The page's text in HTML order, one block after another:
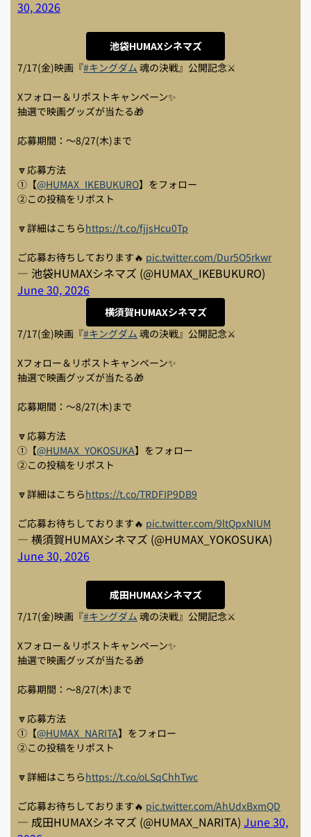
30, 2026
池袋HUMAXシネマズ
7/17(金)映画『#キングダム 魂の決戦』公開記念⚔
Xフォロー＆リポストキャンペーン✨
抽選で映画グッズが当たる🎁
応募期間：～8/27(木)まで
🔽応募方法
①【@HUMAX_IKEBUKURO】をフォロー
②この投稿をリポスト
🔽詳細はこちらhttps://t.co/fjjsHcu0Tp
ご応募お待ちしております🔥 pic.twitter.com/Dur5O5rkwr
— 池袋HUMAXシネマズ (@HUMAX_IKEBUKURO)
June 30, 2026
横須賀HUMAXシネマズ
7/17(金)映画『#キングダム 魂の決戦』公開記念⚔
Xフォロー＆リポストキャンペーン✨
抽選で映画グッズが当たる🎁
応募期間：～8/27(木)まで
🔽応募方法
①【@HUMAX_YOKOSUKA】をフォロー
②この投稿をリポスト
🔽詳細はこちらhttps://t.co/TRDFIP9DB9
ご応募お待ちしております🔥 pic.twitter.com/9ltQpxNIUM
— 横須賀HUMAXシネマズ (@HUMAX_YOKOSUKA)
June 30, 2026
成田HUMAXシネマズ
7/17(金)映画『#キングダム 魂の決戦』公開記念⚔
Xフォロー＆リポストキャンペーン✨
抽選で映画グッズが当たる🎁
応募期間：～8/27(木)まで
🔽応募方法
①【@HUMAX_NARITA】をフォロー
②この投稿をリポスト
🔽詳細はこちらhttps://t.co/oLSqChhTwc
ご応募お待ちしております🔥 pic.twitter.com/AhUdxBxmQD
— 成田HUMAXシネマズ (@HUMAX_NARITA) June 30,